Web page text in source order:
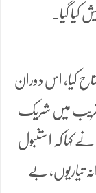
گیا۔
کیا، اس دوران
تقریب میں شریک
کہا کہ استنبول
تیاریوں، بے